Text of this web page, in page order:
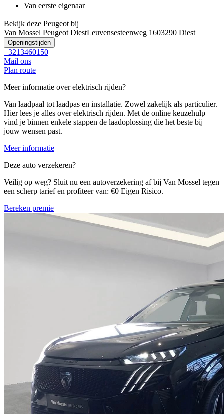
Van eerste eigenaar
Bekijk deze Peugeot bij
Van Mossel Peugeot DiestLeuvensesteenweg 1603290 Diest
Openingstijden
+3213460150
Mail ons
Plan route
Meer informatie over elektrisch rijden?
Van laadpaal tot laadpas en installatie. Zowel zakelijk als particulier.
Hier lees je alles over elektrisch rijden. Met de online keuzehulp
vind je binnen enkele stappen de laadoplossing die het beste bij
jouw wensen past.
Meer informatie
Deze auto verzekeren?
Veilig op weg? Sluit nu een autoverzekering af bij Van Mossel tegen
een scherp tarief en profiteer van: €0 Eigen Risico.
Bereken premie